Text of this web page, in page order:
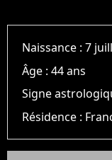
Naissance :7
Âge :44 ans
Signe
Résidence :